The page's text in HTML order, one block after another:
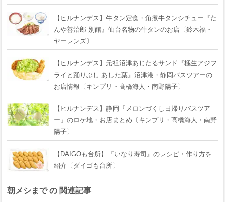
【ヒルナンデス】牛タン定食・角煮牛タンシチュー『た
んや善治郎 別館』仙台名物の牛タンのお店〔鈴木福・
ヤーレンズ〕
【ヒルナンデス】元祖沼津あじたるサンド『極生アジフ
ライと踊りぶし あした葉』沼津港・静岡バスツアーの
お店情報〔キンプリ・髙橋海人・南野陽子〕
【ヒルナンデス】静岡『メロンづくし日帰りバスツア
ー』のロケ地・お店まとめ〔キンプリ・髙橋海人・南野
陽子〕
【DAIGOも台所】『いなり寿司』のレシピ・作り方を
紹介〔ダイゴも台所〕
朝メシまで の 関連記事